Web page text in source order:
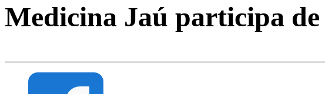
Medicina Jaú participa de